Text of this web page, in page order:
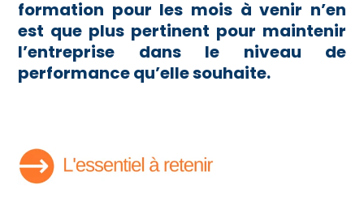
formation pour les mois à venir n’en
est que plus pertinent pour maintenir
l’entreprise dans le niveau de
performance qu’elle souhaite.